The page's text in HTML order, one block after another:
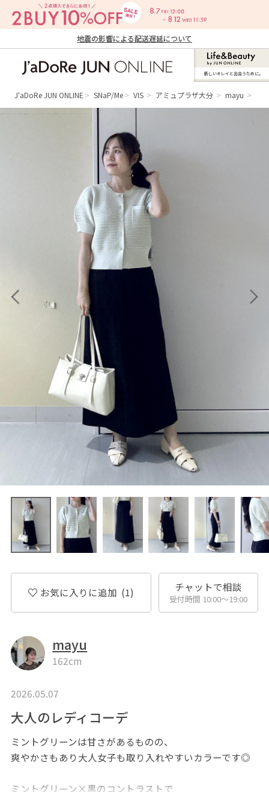
地震の影響による配送遅延について
ン オンライン）
新しいキレイと出合うために。
J'aDoRe JUN ONLINE SNaP/Me VIS アミュプラザ大分 mayu
お気に入りに追加 (1) チャットで相談
受付時間 10:00〜19:00
mayu
162cm
2026.05.07
大人のレディコーデ
ミントグリーンは甘さがあるものの、
爽やかさもあり大人女子も取り入れやすいカラーです◎
ミントグリーン×黒のコントラストで